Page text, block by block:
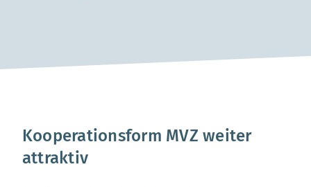
Kooperationsform MVZ weiter
attraktiv